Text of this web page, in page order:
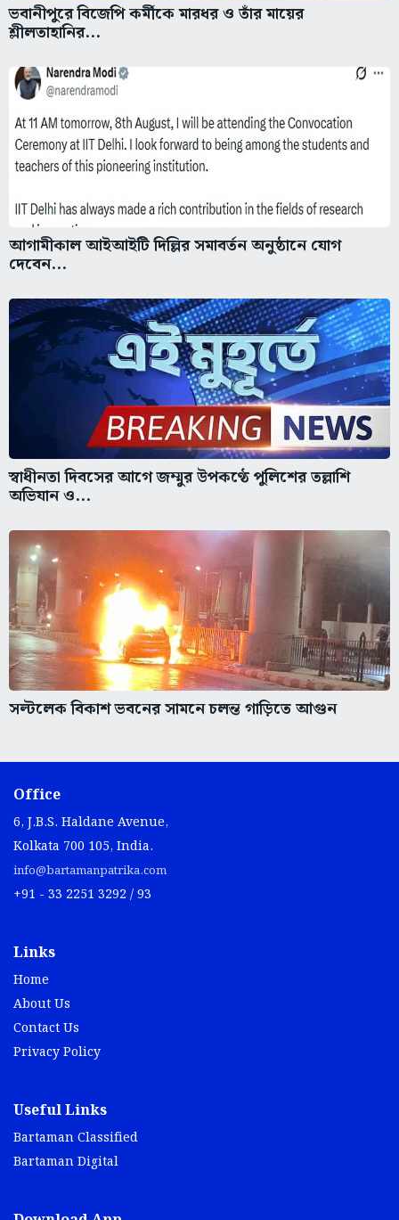
ভবানীপুরে বিজেপি কর্মীকে মারধর ও তাঁর মায়ের
শ্লীলতাহানির...
আগামীকাল আইআইটি দিল্লির সমাবর্তন অনুষ্ঠানে যোগ
দেবেন...
স্বাধীনতা দিবসের আগে জম্মুর উপকণ্ঠে পুলিশের তল্লাশি
অভিযান ও...
সল্টলেক বিকাশ ভবনের সামনে চলন্ত গাড়িতে আগুন
Office
6, J.B.S. Haldane Avenue,
Kolkata 700 105, India.
info@bartamanpatrika.com
+91 - 33 2251 3292 / 93
Links
Home
About Us
Contact Us
Privacy Policy
Useful Links
Bartaman Classified
Bartaman Digital